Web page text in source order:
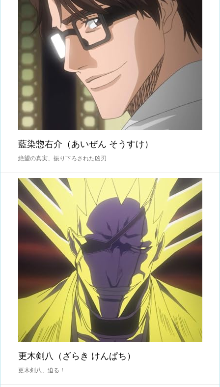
藍染惣右介（あいぜん そうすけ）
絶望の真実、振り下ろされた凶刃
更木剣八（ざらき けんぱち）
更木剣八、迫る！